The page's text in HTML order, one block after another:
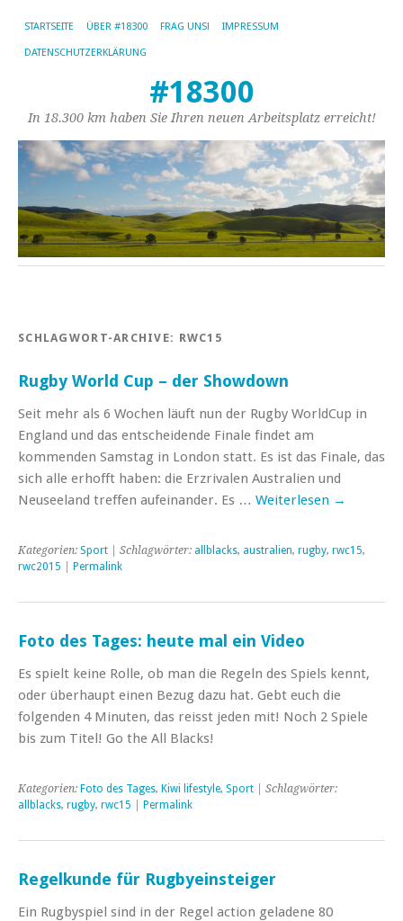
STARTSEITE ÜBER #18300 FRAG UNS! IMPRESSUM
DATENSCHUTZERKLÄRUNG
#18300
In 18.300 km haben Sie Ihren neuen Arbeitsplatz erreicht!
SCHLAGWORT-ARCHIVE: RWC15
Rugby World Cup – der Showdown
Seit mehr als 6 Wochen läuft nun der Rugby WorldCup in
England und das entscheidende Finale findet am
kommenden Samstag in London statt. Es ist das Finale, das
sich alle erhofft haben: die Erzrivalen Australien und
Neuseeland treffen aufeinander. Es … Weiterlesen →
Kategorien: Sport | Schlagwörter: allblacks, australien, rugby, rwc15,
rwc2015
Permalink
Foto des Tages: heute mal ein Video
Es spielt keine Rolle, ob man die Regeln des Spiels kennt,
oder überhaupt einen Bezug dazu hat. Gebt euch die
folgenden 4 Minuten, das reisst jeden mit! Noch 2 Spiele
bis zum Titel! Go the All Blacks!
Kategorien: Foto des Tages, Kiwi lifestyle, Sport | Schlagwörter:
allblacks, rugby, rwc15 Permalink
Regelkunde für Rugbyeinsteiger
Ein Rugbyspiel sind in der Regel action geladene 80